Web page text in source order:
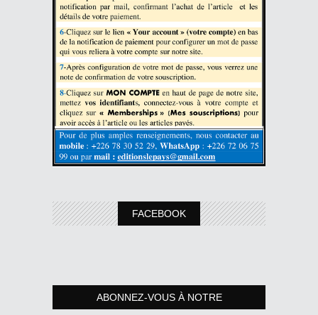
FACEBOOK
ABONNEZ-VOUS À NOTRE